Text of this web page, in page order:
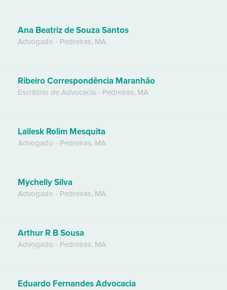
Ana Beatriz de Souza Santos
Advogado - Pedreiras, MA
Ribeiro Correspondência Maranhão
Escritório de Advocacia - Pedreiras, MA
Lallesk Rolim Mesquita
Advogado - Pedreiras, MA
Mychelly Silva
Advogado - Pedreiras, MA
Arthur R B Sousa
Advogado - Pedreiras, MA
Eduardo Fernandes Advocacia